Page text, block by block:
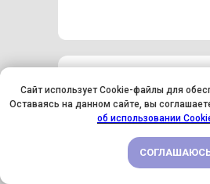
с видео-записями
и материалов
У НАС ДЕНЬ РОЖДЕНИЯ! ВСЕМ
ПОДРОБНЕЕ
Сайт использует Cookie-файлы для
Оставаясь на данном сайте, вы
об использовании